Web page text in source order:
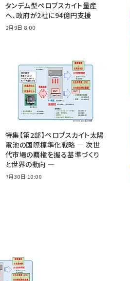
タンデム型ペロブスカイト量産
へ、政府が2社に94億円支援
2月9日 8:00
特集【第2部】ペロブスカイト太陽
電池の国際標準化戦略 ― 次世
代市場の覇権を握る基準づくり
と世界の動向 ―
7月30日 10:00